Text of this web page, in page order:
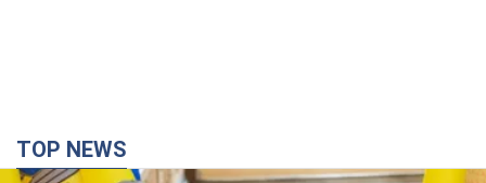
TOP NEWS